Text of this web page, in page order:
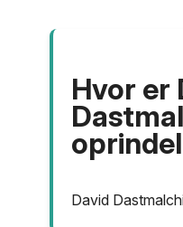
Hvor er
David